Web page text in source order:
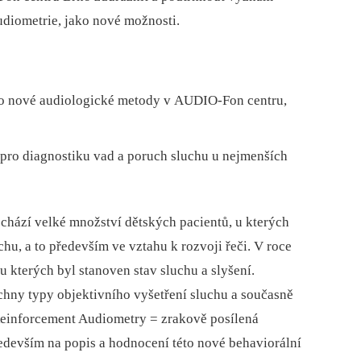
jako nové možnosti.
nové audiologické metody v AUDIO-Fon centru,
diagnostiku vad a poruch sluchu u nejmenších
velké množství dětských pacientů, u kterých
a to především ve vztahu k rozvoji řeči. V roce
kterých byl stanoven stav sluchu a slyšení.
typy objektivního vyšetření sluchu a současně
Audiometry = zrakově posílená
na popis a hodnocení této nové behaviorální